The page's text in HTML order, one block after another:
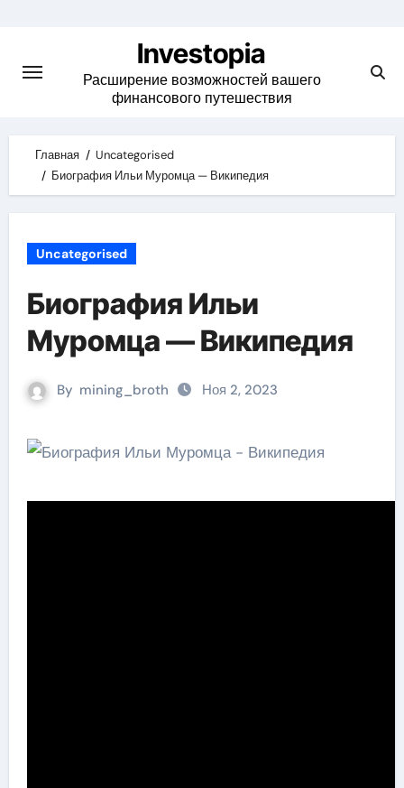
content
Investopia
Расширение возможностей вашего
финансового путешествия
Главная
Uncategorised
Биография Ильи Муромца — Википедия
Uncategorised
Биография Ильи
Муромца — Википедия
By mining_broth Ноя 2, 2023